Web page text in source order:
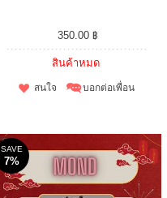
350.00 ฿
สินค้าหมด
สนใจ บอกต่อเพื่อน
SAVE
7%